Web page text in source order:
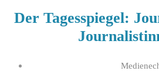
Der Tagesspiegel: